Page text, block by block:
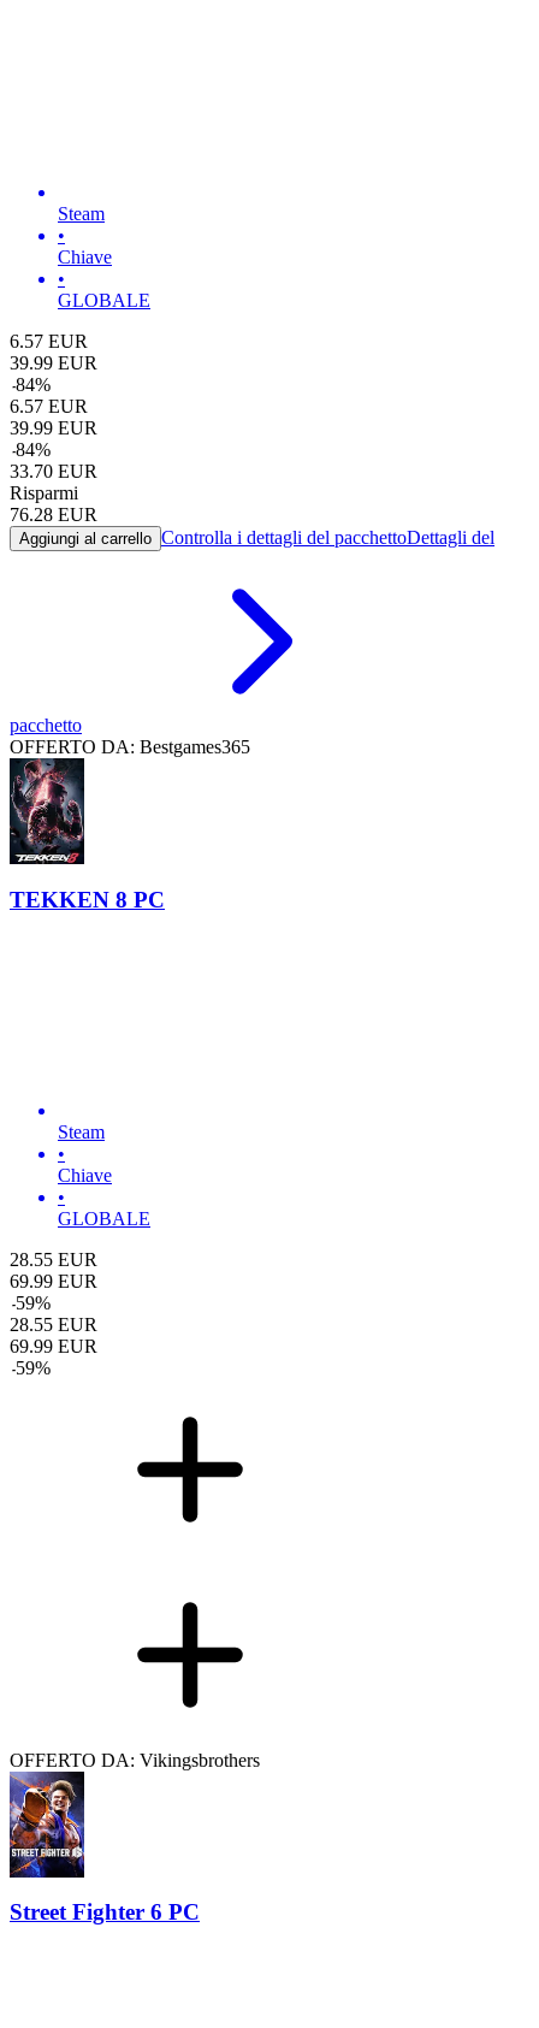
Steam
•
Chiave
•
GLOBALE
6.57 EUR
39.99 EUR
-84%
6.57 EUR
39.99 EUR
-84%
33.70 EUR
Risparmi
76.28 EUR
Aggiungi al carrello Controlla i dettagli del pacchettoDettagli del
pacchetto
OFFERTO DA: Bestgames365
TEKKEN 8 PC
Steam
•
Chiave
•
GLOBALE
28.55 EUR
69.99 EUR
-59%
28.55 EUR
69.99 EUR
-59%
OFFERTO DA: Vikingsbrothers
Street Fighter 6 PC